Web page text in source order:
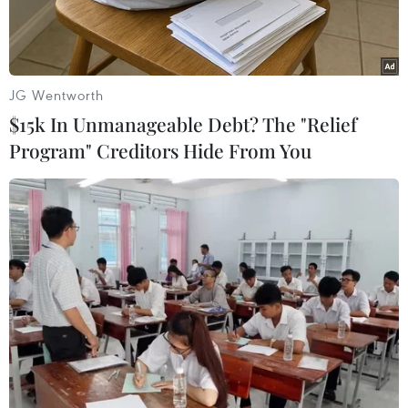
Nhân viên y tế điều trị cho bệnh nhân COVID-19 tại bệnh viện ở
Magdeburg, Đức. (Ảnh: AFP/TTXVN)
Đức ghi nhận tỷ lệ xét nghiệm COVID-19 có kết
quả dương tính ở mức cao nhất kể từ đầu dịch
tới nay, trong bối cảnh quốc gia châu Âu này
đang ứng phó với làn sóng lây nhiễm thứ tư.
JG Wentworth
$15k In Unmanageable Debt? The "Relief
Program" Creditors Hide From You